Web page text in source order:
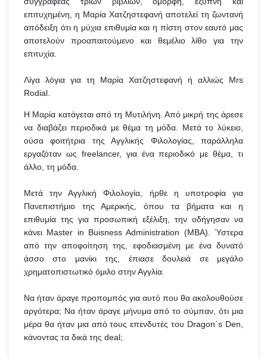
επιτυχημένη, η Μαρία Χατζηστεφανή αποτελεί τη ζωντανή
απόδειξη ότι η μύχια επιθυμία και η πίστη στον εαυτό μας
αποτελούν προαπαιτούμενο και θεμέλιο λίθο για την
επιτυχία.
Λίγα λόγια για τη Μαρία Χατζηστεφανή ή αλλιώς Mrs
Rodial.
Η Μαρία κατάγεται από τη Μυτιλήνη. Από μικρή της άρεσε
να διαβάζει περιοδικά με θέμα τη μόδα. Μετά το λύκειο,
ούσα φοιτήτρια της Αγγλικής Φιλολογίας, παράλληλα
εργαζόταν ως freelancer, για ένα περιοδικό με θέμα, τι
άλλο, τη μόδα.
Μετά την Αγγλική Φιλολογία, ήρθε η υποτροφία για
Πανεπιστήμιο της Αμερικής, όπου τα βήματα και η
επιθυμία της για προσωπική εξέλιξη, την οδήγησαν να
κάνει Master in Buisness Administration (MBA). Ύστερα
από την αποφοίτηση της, εφοδιασμένη με ένα δυνατό
άσσο στο μανίκι της, έπιασε δουλειά σε μεγάλο
χρηματοπιστωτικό όμιλο στην Αγγλία.
Να ήταν άραγε προπομπός για αυτό που θα ακολουθούσε
αργότερα; Να ήταν άραγε μήνυμα από το σύμπαν, ότι μια
μέρα θα ήταν μια από τους επενδυτές του Dragon΄s Den,
κάνοντας τα δικά της deal;